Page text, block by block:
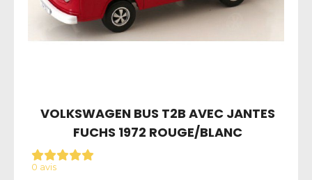
VOLKSWAGEN BUS T2B AVEC JANTES
FUCHS 1972 ROUGE/BLANC
0 avis